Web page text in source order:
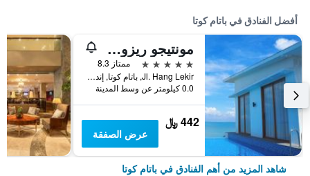
أفضل الفنادق في باتام كوتا
مونتيجو ريزورتس نونجسا
5 نجوم
ممتاز 8.3
Jl. Hang Lekir, باتام كوتا, إندونيسيا
0.0 كيلومتر عن وسط المدينة
442 ﷼
عرض الصفقة
شاهد المزيد من أهم الفنادق في باتام كوتا